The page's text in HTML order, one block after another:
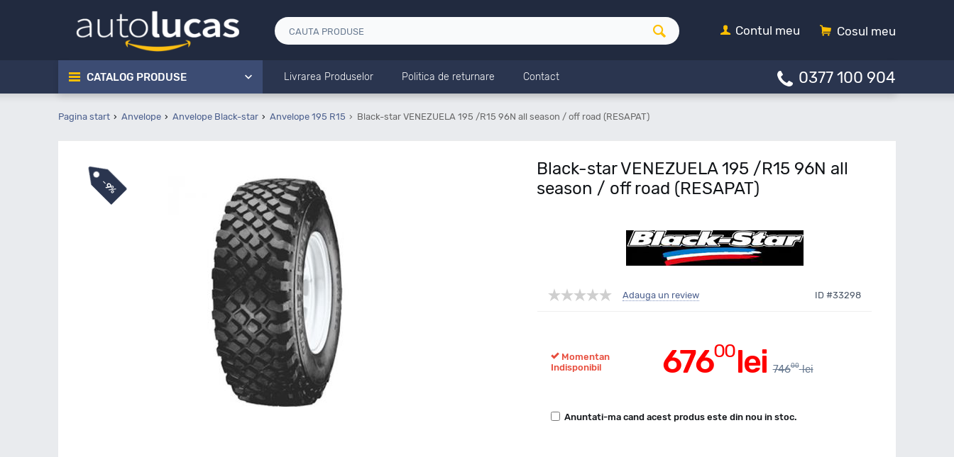
Cosul meu
Contul meu
CATALOG PRODUSE Livrarea Produselor Politica de returnare Contact 0377 100 904
Pagina start Anvelope Anvelope Black-star Anvelope 195 R15 Black-star VENEZUELA 195 /R15 96N all season / off road (RESAPAT)
-
9%
Black-star VENEZUELA 195 /R15 96N all
season / off road (RESAPAT)
Adauga un review ID #33298
67600lei 74600 lei
Momentan
Indisponibil
Anuntati-ma cand acest produs este din nou in stoc.